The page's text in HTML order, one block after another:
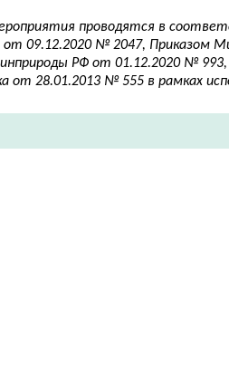
проводятся в
09.12.2020 № 2047, Приказом
РФ от 01.12.2020 №
от 28.01.2013 № 555 в рамках